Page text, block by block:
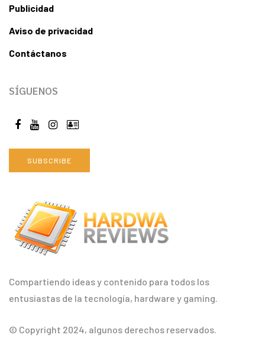
Compartiendo ideas y contenido para todos los
entusiastas de la tecnología, hardware y gaming.
© Copyright 2024, algunos derechos reservados.
Publicidad
Aviso de privacidad
Contáctanos
SÍGUENOS
SUBSCRIBE